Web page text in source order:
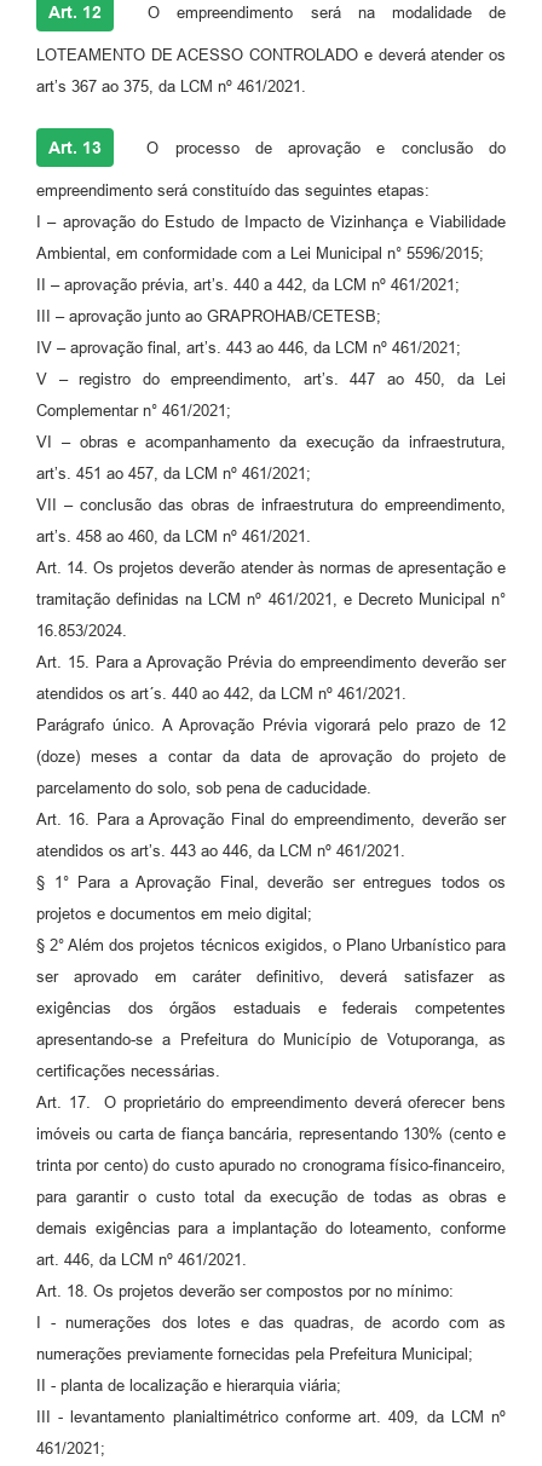
Art. 12 O empreendimento será na modalidade de
LOTEAMENTO DE ACESSO CONTROLADO e deverá atender os
art’s 367 ao 375, da LCM nº 461/2021.
Art. 13 O processo de aprovação e conclusão do
empreendimento será constituído das seguintes etapas:
I – aprovação do Estudo de Impacto de Vizinhança e Viabilidade
Ambiental, em conformidade com a Lei Municipal n° 5596/2015;
II – aprovação prévia, art’s. 440 a 442, da LCM nº 461/2021;
III – aprovação junto ao GRAPROHAB/CETESB;
IV – aprovação final, art’s. 443 ao 446, da LCM nº 461/2021;
V – registro do empreendimento, art’s. 447 ao 450, da Lei
Complementar n° 461/2021;
VI – obras e acompanhamento da execução da infraestrutura,
art’s. 451 ao 457, da LCM nº 461/2021;
VII – conclusão das obras de infraestrutura do empreendimento,
art’s. 458 ao 460, da LCM nº 461/2021.
Art. 14. Os projetos deverão atender às normas de apresentação e
tramitação definidas na LCM nº 461/2021, e Decreto Municipal n°
16.853/2024.
Art. 15. Para a Aprovação Prévia do empreendimento deverão ser
atendidos os art´s. 440 ao 442, da LCM nº 461/2021.
Parágrafo único. A Aprovação Prévia vigorará pelo prazo de 12
(doze) meses a contar da data de aprovação do projeto de
parcelamento do solo, sob pena de caducidade.
Art. 16. Para a Aprovação Final do empreendimento, deverão ser
atendidos os art’s. 443 ao 446, da LCM nº 461/2021.
§ 1° Para a Aprovação Final, deverão ser entregues todos os
projetos e documentos em meio digital;
§ 2° Além dos projetos técnicos exigidos, o Plano Urbanístico para
ser aprovado em caráter definitivo, deverá satisfazer as
exigências dos órgãos estaduais e federais competentes
apresentando-se a Prefeitura do Município de Votuporanga, as
certificações necessárias.
Art. 17. O proprietário do empreendimento deverá oferecer bens
imóveis ou carta de fiança bancária, representando 130% (cento e
trinta por cento) do custo apurado no cronograma físico-financeiro,
para garantir o custo total da execução de todas as obras e
demais exigências para a implantação do loteamento, conforme
art. 446, da LCM nº 461/2021.
Art. 18. Os projetos deverão ser compostos por no mínimo:
I - numerações dos lotes e das quadras, de acordo com as
numerações previamente fornecidas pela Prefeitura Municipal;
II - planta de localização e hierarquia viária;
III - levantamento planialtimétrico conforme art. 409, da LCM nº
461/2021;